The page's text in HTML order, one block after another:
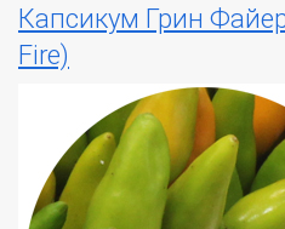
Капсикум Грин
Fire)